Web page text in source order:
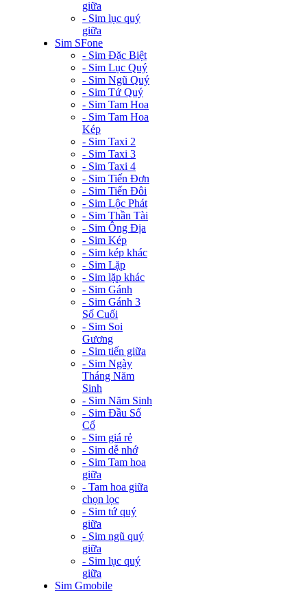
giữa
- Sim lục quý
giữa
Sim SFone
- Sim Đặc Biệt
- Sim Lục Quý
- Sim Ngũ Quý
- Sim Tứ Quý
- Sim Tam Hoa
- Sim Tam Hoa
Kép
- Sim Taxi 2
- Sim Taxi 3
- Sim Taxi 4
- Sim Tiến Đơn
- Sim Tiến Đôi
- Sim Lộc Phát
- Sim Thần Tài
- Sim Ông Địa
- Sim Kép
- Sim kép khác
- Sim Lặp
- Sim lặp khác
- Sim Gánh
- Sim Gánh 3
Số Cuối
- Sim Soi
Gương
- Sim tiến giữa
- Sim Ngày
Tháng Năm
Sinh
- Sim Năm Sinh
- Sim Đầu Số
Cổ
- Sim giá rẻ
- Sim dễ nhớ
- Sim Tam hoa
giữa
- Tam hoa giữa
chọn lọc
- Sim tứ quý
giữa
- Sim ngũ quý
giữa
- Sim lục quý
giữa
Sim Gmobile